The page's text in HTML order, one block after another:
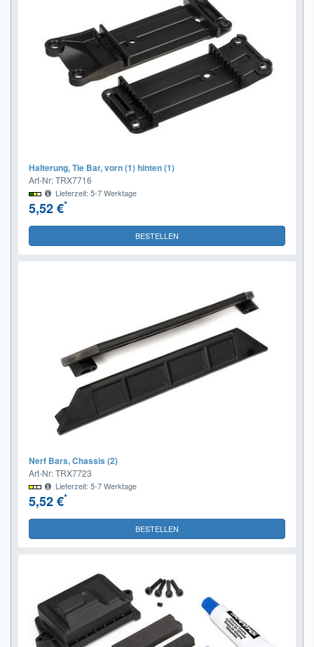
Halterung, Tie Bar, vorn (1) hinten (1)
Art-Nr: TRX7716
Lieferzeit: 5-7 Werktage
5,52 €*
BESTELLEN
Nerf Bars, Chassis (2)
Art-Nr: TRX7723
Lieferzeit: 5-7 Werktage
5,52 €*
BESTELLEN